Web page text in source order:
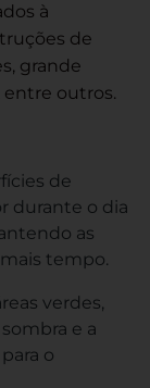
à
de
grande
outros.
de
durante o dia
as
tempo.
verdes,
e a
o